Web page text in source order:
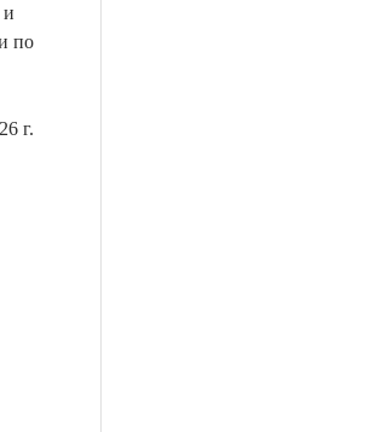
и
по
г.